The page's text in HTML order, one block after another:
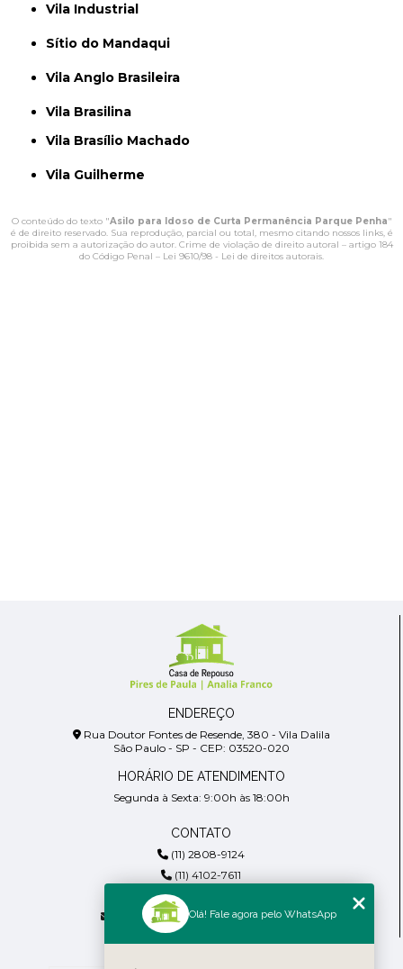
Vila Industrial
Sítio do Mandaqui
Vila Anglo Brasileira
Vila Brasilina
Vila Brasílio Machado
Vila Guilherme
O conteúdo do texto "Asilo para Idoso de Curta Permanência Parque Penha"
é de direito reservado. Sua reprodução, parcial ou total, mesmo citando nossos links, é
proibida sem a autorização do autor. Crime de violação de direito autoral – artigo 184
do Código Penal – Lei 9610/98 - Lei de direitos autorais.
ENDEREÇO
Rua Doutor Fontes de Resende, 380 - Vila Dalila
São Paulo - SP - CEP: 03520-020
HORÁRIO DE ATENDIMENTO
Segunda à Sexta: 9:00h às 18:00h
CONTATO
(11) 2808-9124
(11) 4102-7611
(11) 99918-4901
residencialpiresdepaula@gmail.com
Olá! Fale agora pelo WhatsApp